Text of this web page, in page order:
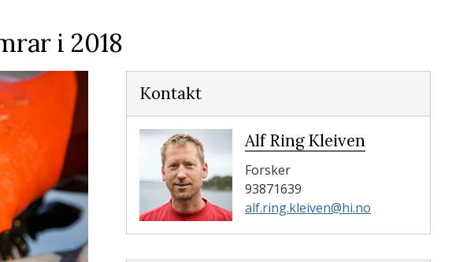
i 2018
Kontakt
Alf Ring Kleiven
Forsker
93871639
alf.ring.kleiven@hi.no